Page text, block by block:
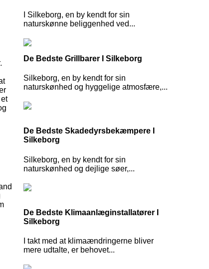
I Silkeborg, en by kendt for sin
naturskønne beliggenhed ved...
De Bedste Grillbarer I Silkeborg
Silkeborg, en by kendt for sin
naturskønhed og hyggelige atmosfære,...
De Bedste Skadedyrsbekæmpere I
Silkeborg
Silkeborg, en by kendt for sin
naturskønhed og dejlige søer,...
De Bedste Klimaanlæginstallatører I
Silkeborg
I takt med at klimaændringerne bliver
mere udtalte, er behovet...